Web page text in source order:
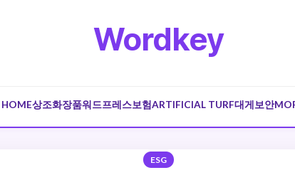
Wordkey
HOME상조화장품워드프레스보험ARTIFICIAL TURF대게 보안
ESG